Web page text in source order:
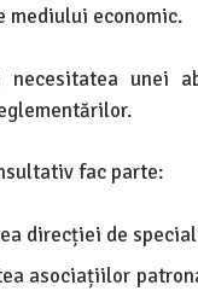
economic.
necesitatea unei
fac parte:
direcției de
asociațiilor